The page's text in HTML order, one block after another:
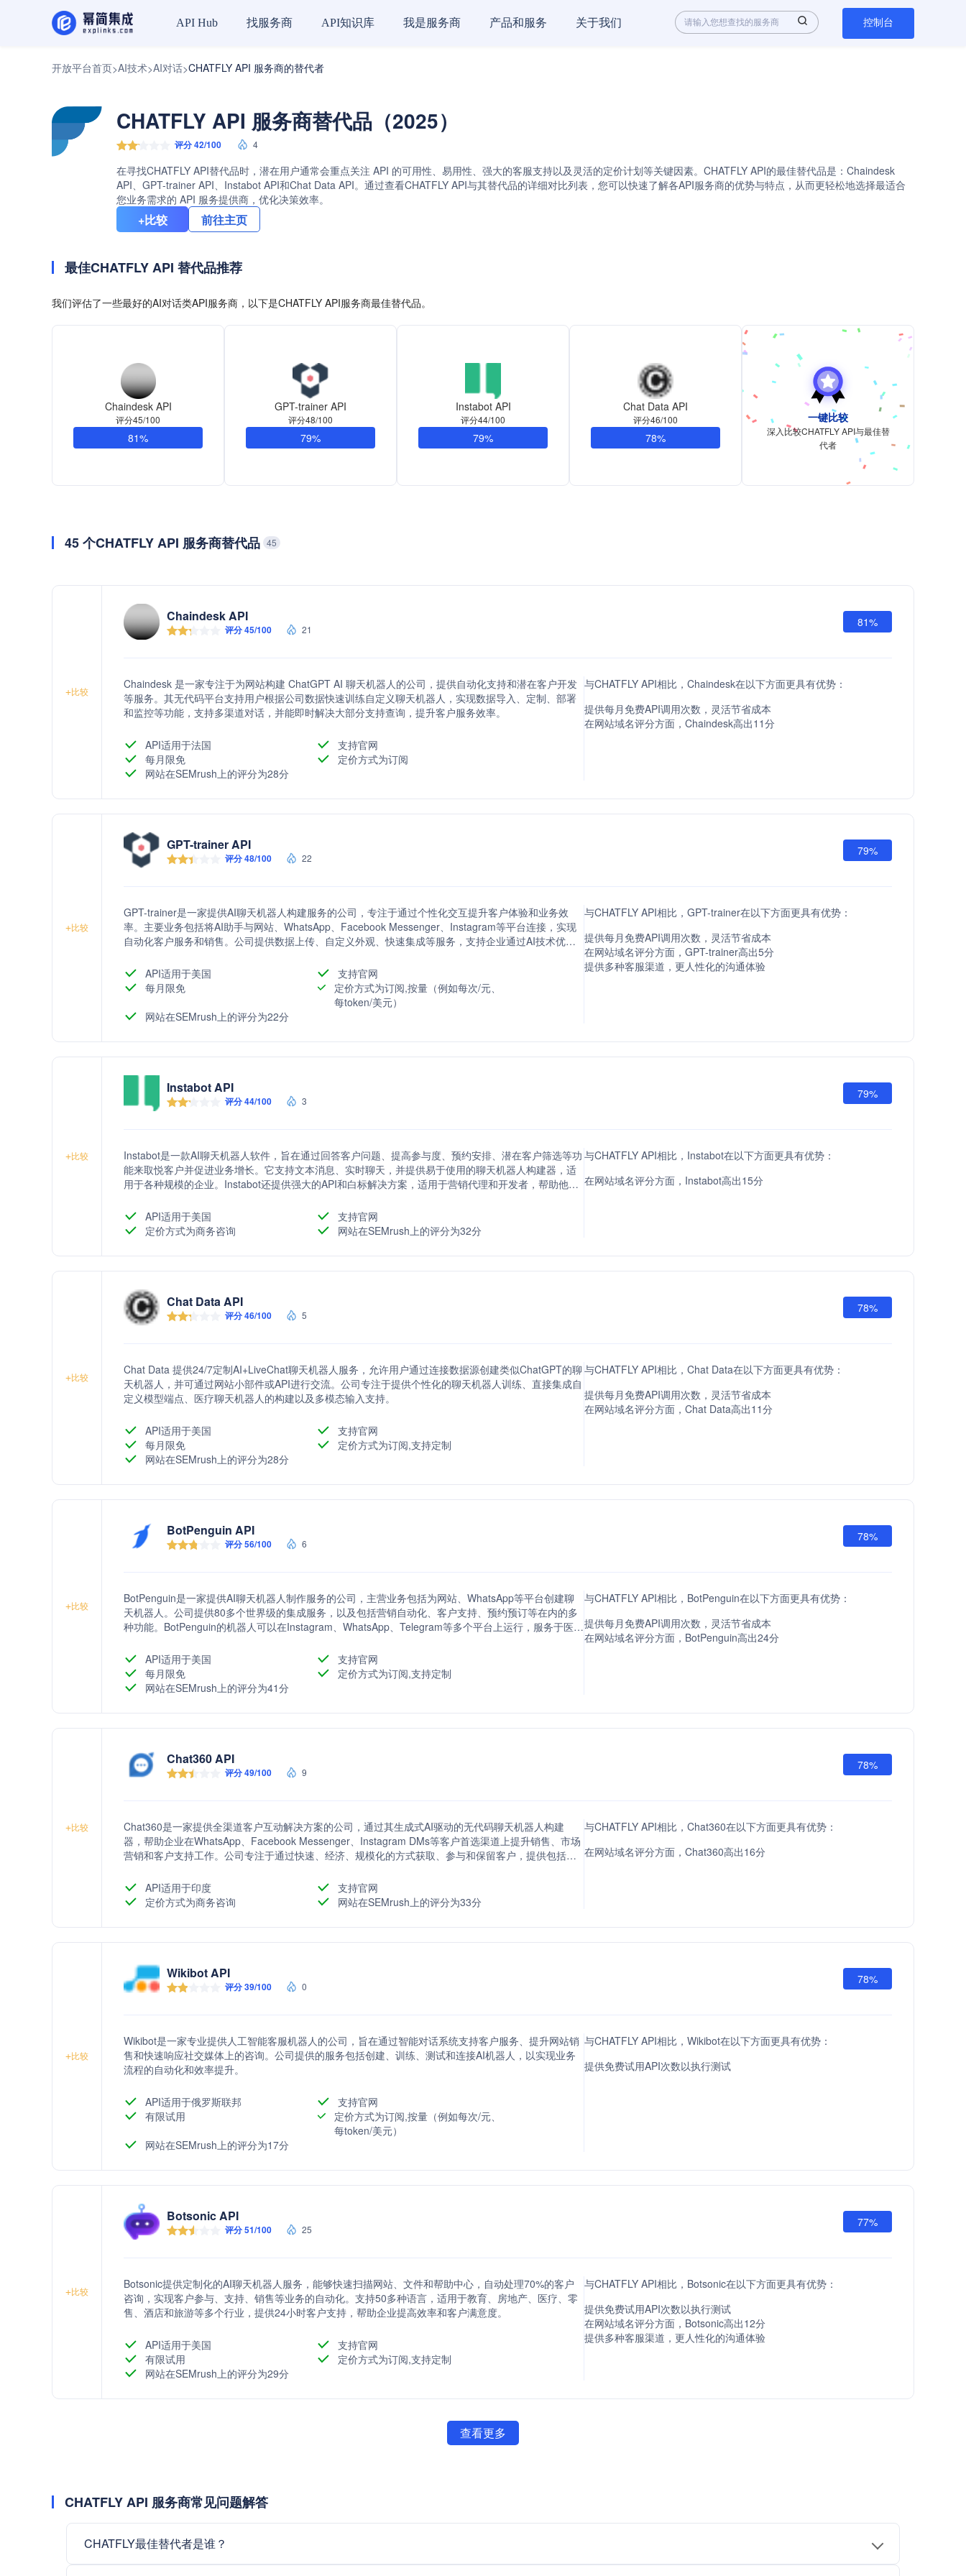
API Hub 找服务商 API知识库 我是服务商 产品和服务 关于我们 控制台
开放平台首页>AI技术>AI对话>CHATFLY API 服务商的替代者
CHATFLY API 服务商替代品（2025）
评分 42/100 4
在寻找CHATFLY API替代品时，潜在用户通常会重点关注 API 的可用性、易用性、强大的客服支持以及灵活的定价计划等关键因素。CHATFLY API的最佳替代品是：Chaindesk
API、GPT-trainer API、Instabot API和Chat Data API。通过查看CHATFLY API与其替代品的详细对比列表，您可以快速了解各API服务商的优势与特点，从而更轻松地选择最适合
您业务需求的 API 服务提供商，优化决策效率。
+比较 前往主页
最佳CHATFLY API 替代品推荐
我们评估了一些最好的AI对话类API服务商，以下是CHATFLY API服务商最佳替代品。
Chaindesk API
评分45/100
81%
GPT-trainer API
评分48/100
79%
Instabot API
评分44/100
79%
Chat Data API
评分46/100
78%
一键比较
深入比较CHATFLY API与最佳替
代者
45 个CHATFLY API 服务商替代品 45
+比较
Chaindesk API
评分 45/100 21
81%
Chaindesk 是一家专注于为网站构建 ChatGPT AI 聊天机器人的公司，提供自动化支持和潜在客户开发
等服务。其无代码平台支持用户根据公司数据快速训练自定义聊天机器人，实现数据导入、定制、部署
和监控等功能，支持多渠道对话，并能即时解决大部分支持查询，提升客户服务效率。
API适用于法国
支持官网
每月限免
定价方式为订阅
网站在SEMrush上的评分为28分
与CHATFLY API相比，Chaindesk在以下方面更具有优势：
提供每月免费API调用次数，灵活节省成本
在网站域名评分方面，Chaindesk高出11分
+比较
GPT-trainer API
评分 48/100 22
79%
GPT-trainer是一家提供AI聊天机器人构建服务的公司，专注于通过个性化交互提升客户体验和业务效
率。主要业务包括将AI助手与网站、WhatsApp、Facebook Messenger、Instagram等平台连接，实现
自动化客户服务和销售。公司提供数据上传、自定义外观、快速集成等服务，支持企业通过AI技术优化
API适用于美国
支持官网
每月限免
定价方式为订阅,按量（例如每次/元、
每token/美元）
网站在SEMrush上的评分为22分
与CHATFLY API相比，GPT-trainer在以下方面更具有优势：
提供每月免费API调用次数，灵活节省成本
在网站域名评分方面，GPT-trainer高出5分
提供多种客服渠道，更人性化的沟通体验
+比较
Instabot API
评分 44/100 3
79%
Instabot是一款AI聊天机器人软件，旨在通过回答客户问题、提高参与度、预约安排、潜在客户筛选等功
能来取悦客户并促进业务增长。它支持文本消息、实时聊天，并提供易于使用的聊天机器人构建器，适
用于各种规模的企业。Instabot还提供强大的API和白标解决方案，适用于营销代理和开发者，帮助他们
API适用于美国
支持官网
定价方式为商务咨询
网站在SEMrush上的评分为32分
与CHATFLY API相比，Instabot在以下方面更具有优势：
在网站域名评分方面，Instabot高出15分
+比较
Chat Data API
评分 46/100 5
78%
Chat Data 提供24/7定制AI+LiveChat聊天机器人服务，允许用户通过连接数据源创建类似ChatGPT的聊
天机器人，并可通过网站小部件或API进行交流。公司专注于提供个性化的聊天机器人训练、直接集成自
定义模型端点、医疗聊天机器人的构建以及多模态输入支持。
API适用于美国
支持官网
每月限免
定价方式为订阅,支持定制
网站在SEMrush上的评分为28分
与CHATFLY API相比，Chat Data在以下方面更具有优势：
提供每月免费API调用次数，灵活节省成本
在网站域名评分方面，Chat Data高出11分
+比较
BotPenguin API
评分 56/100 6
78%
BotPenguin是一家提供AI聊天机器人制作服务的公司，主营业务包括为网站、WhatsApp等平台创建聊
天机器人。公司提供80多个世界级的集成服务，以及包括营销自动化、客户支持、预约预订等在内的多
种功能。BotPenguin的机器人可以在Instagram、WhatsApp、Telegram等多个平台上运行，服务于医
API适用于美国
支持官网
每月限免
定价方式为订阅,支持定制
网站在SEMrush上的评分为41分
与CHATFLY API相比，BotPenguin在以下方面更具有优势：
提供每月免费API调用次数，灵活节省成本
在网站域名评分方面，BotPenguin高出24分
+比较
Chat360 API
评分 49/100 9
78%
Chat360是一家提供全渠道客户互动解决方案的公司，通过其生成式AI驱动的无代码聊天机器人构建
器，帮助企业在WhatsApp、Facebook Messenger、Instagram DMs等客户首选渠道上提升销售、市场
营销和客户支持工作。公司专注于通过快速、经济、规模化的方式获取、参与和保留客户，提供包括潜
API适用于印度
支持官网
定价方式为商务咨询
网站在SEMrush上的评分为33分
与CHATFLY API相比，Chat360在以下方面更具有优势：
在网站域名评分方面，Chat360高出16分
+比较
Wikibot API
评分 39/100 0
78%
Wikibot是一家专业提供人工智能客服机器人的公司，旨在通过智能对话系统支持客户服务、提升网站销
售和快速响应社交媒体上的咨询。公司提供的服务包括创建、训练、测试和连接AI机器人，以实现业务
流程的自动化和效率提升。
API适用于俄罗斯联邦
支持官网
有限试用
定价方式为订阅,按量（例如每次/元、
每token/美元）
网站在SEMrush上的评分为17分
与CHATFLY API相比，Wikibot在以下方面更具有优势：
提供免费试用API次数以执行测试
+比较
Botsonic API
评分 51/100 25
77%
Botsonic提供定制化的AI聊天机器人服务，能够快速扫描网站、文件和帮助中心，自动处理70%的客户
咨询，实现客户参与、支持、销售等业务的自动化。支持50多种语言，适用于教育、房地产、医疗、零
售、酒店和旅游等多个行业，提供24小时客户支持，帮助企业提高效率和客户满意度。
API适用于美国
支持官网
有限试用
定价方式为订阅,支持定制
网站在SEMrush上的评分为29分
与CHATFLY API相比，Botsonic在以下方面更具有优势：
提供免费试用API次数以执行测试
在网站域名评分方面，Botsonic高出12分
提供多种客服渠道，更人性化的沟通体验
查看更多
CHATFLY API 服务商常见问题解答
CHATFLY最佳替代者是谁？